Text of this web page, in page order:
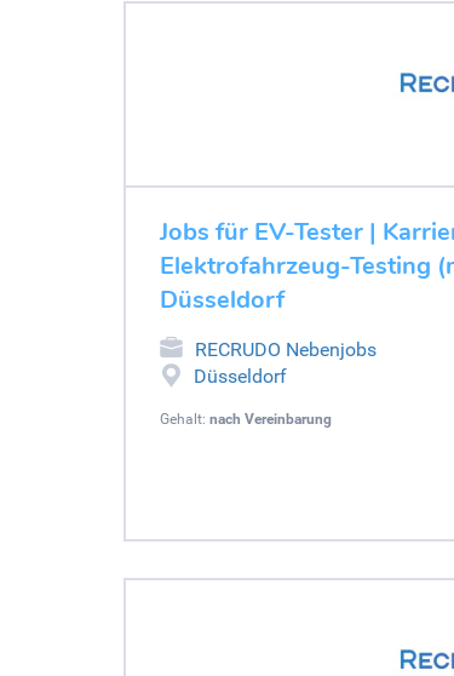
Jobs für EV-Tester |
Elektrofahrzeug-Testing
Düsseldorf
RECRUDO Nebenjobs
Düsseldorf
Gehalt: nach Vereinbarung